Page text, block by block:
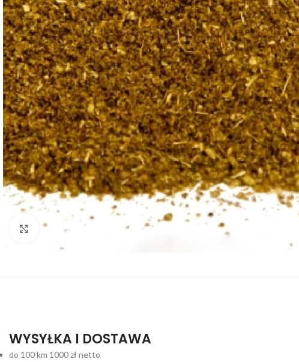
Kliknij, aby powiększyć
WYSYŁKA I DOSTAWA
do 100 km 1000 zł netto